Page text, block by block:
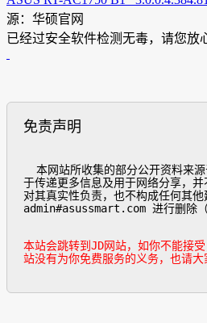
源：华硕官网
已经过安全软件检测无毒，请您放
免责声明
于传递更多信息及用于网络分享，
对其真实性负责，也不构成任何其
admin#asussmart.com 进行删除（
本站会跳转到JD网站，如你不能接
站没有为你免费服务的义务，也请大